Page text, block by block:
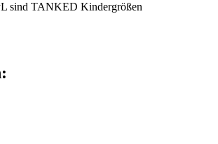
sind TANKED Kindergrößen